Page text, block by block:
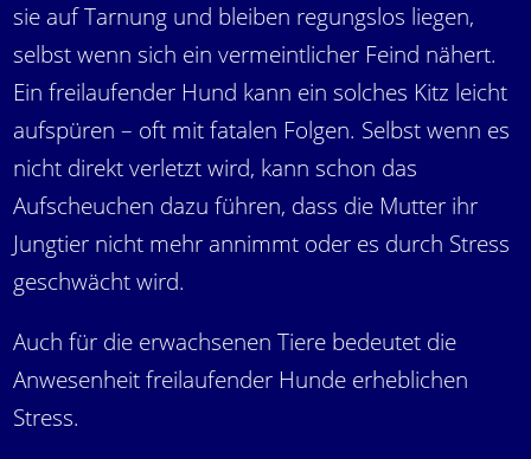
sie auf Tarnung und bleiben regungslos liegen,
selbst wenn sich ein vermeintlicher Feind nähert.
Ein freilaufender Hund kann ein solches Kitz leicht
aufspüren – oft mit fatalen Folgen. Selbst wenn es
nicht direkt verletzt wird, kann schon das
Aufscheuchen dazu führen, dass die Mutter ihr
Jungtier nicht mehr annimmt oder es durch Stress
geschwächt wird.
Auch für die erwachsenen Tiere bedeutet die
Anwesenheit freilaufender Hunde erheblichen
Stress.